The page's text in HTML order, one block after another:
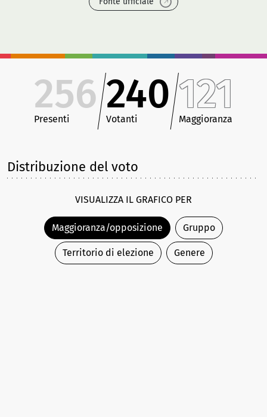
256
Presenti
240
Votanti
121
Maggioranza
Distribuzione del voto
VISUALIZZA IL GRAFICO PER
Maggioranza/opposizione Gruppo
Territorio di elezione Genere